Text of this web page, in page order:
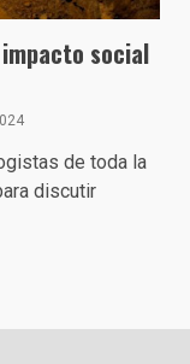
social
de toda la
discutir